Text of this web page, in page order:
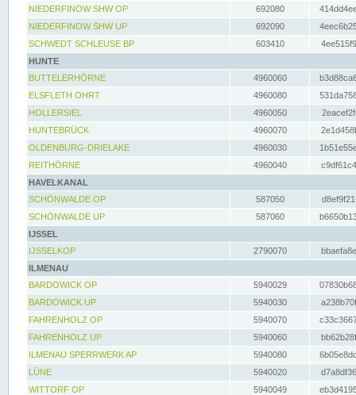
NIEDERFINOW SHW OP
692080
NIEDERFINOW SHW UP
692090
SCHWEDT SCHLEUSE BP
603410
HUNTE
BUTTELERHÖRNE
4960060
ELSFLETH OHRT
4960080
HOLLERSIEL
4960050
HUNTEBRÜCK
4960070
OLDENBURG-DRIELAKE
4960030
REITHÖRNE
4960040
HAVELKANAL
SCHÖNWALDE OP
587050
SCHÖNWALDE UP
587060
IJSSEL
IJSSELKOP
2790070
ILMENAU
BARDOWICK OP
5940029
BARDOWICK UP
5940030
FAHRENHOLZ OP
5940070
FAHRENHOLZ UP
5940060
ILMENAU SPERRWERK AP
5940080
LÜNE
5940020
WITTORF OP
5940049